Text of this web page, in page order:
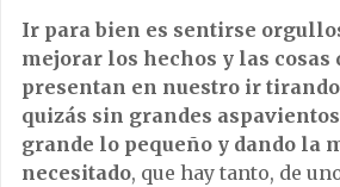
Ir para bien es sentirse
mejorar los hechos y las cosas
presentan en nuestro ir
quizás sin grandes
grande lo pequeño y dando la
necesitado, que hay tanto, de